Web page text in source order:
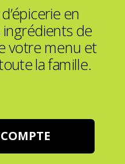
en
de
votre menu et
la famille.